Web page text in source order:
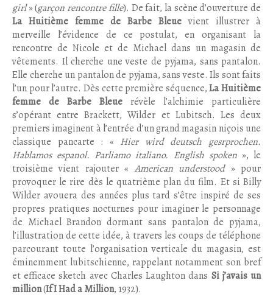
girl» (garçon rencontre fille). De fait, la scène d’ouverture de
La Huitième femme de Barbe Bleue vient illustrer à
merveille l’évidence de ce postulat, en organisant la
rencontre de Nicole et de Michael dans un magasin de
vêtements. Il cherche une veste de pyjama, sans pantalon.
Elle cherche un pantalon de pyjama, sans veste. Ils sont faits
l’un pour l’autre. Dès cette première séquence,La Huitième
femme de Barbe Bleue révèle l’alchimie particulière
s’opérant entre Brackett, Wilder et Lubitsch. Les deux
premiers imaginent à l’entrée d’un grand magasin niçois une
classique pancarte : « Hier wird deutsch gesrprochen.
Hablamos espanol. Parliamo italiano. English spoken », le
troisième vient rajouter « American understood » pour
provoquer le rire dès le quatrième plan du film. Et si Billy
Wilder avouera des années plus tard s’être inspiré de ses
propres pratiques nocturnes pour imaginer le personnage
de Michael Brandon dormant sans pantalon de pyjama,
l’illustration de cette idée, à travers les coups de téléphone
parcourant toute l’organisation verticale du magasin, est
éminemment lubitschienne, rappelant notamment son bref
et efficace sketch avec Charles Laughton dans Si j’avais un
million(If I Had a Million, 1932).